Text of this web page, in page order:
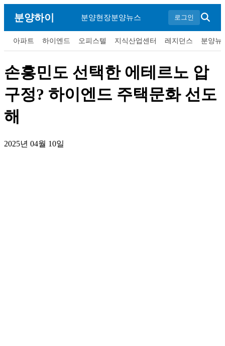
분양하이 분양현장분양뉴스 로그인
아파트 하이엔드 오피스텔 지식산업센터 레지던스 분양뉴
손흥민도 선택한 에테르노 압
구정? 하이엔드 주택문화 선도
해
2025년 04월 10일